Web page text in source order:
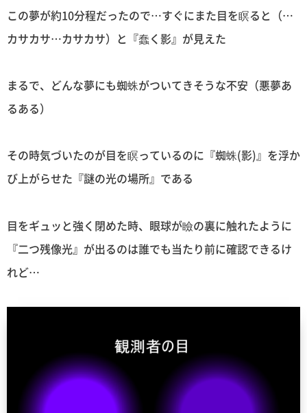
この夢が約10分程だったので…すぐにまた目を瞑ると（…
カサカサ…カサカサ）と『蠢く影』が見えた
まるで、どんな夢にも蜘蛛がついてきそうな不安（悪夢あ
るある）
その時気づいたのが目を瞑っているのに『蜘蛛(影)』を浮か
び上がらせた『謎の光の場所』である
目をギュッと強く閉めた時、眼球が瞼の裏に触れたように
『二つ残像光』が出るのは誰でも当たり前に確認できるけ
れど…